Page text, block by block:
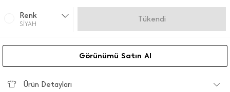
Renk
SİYAH
Gelince Haber Ver
Görünümü Satın Al
Ürün Detayları